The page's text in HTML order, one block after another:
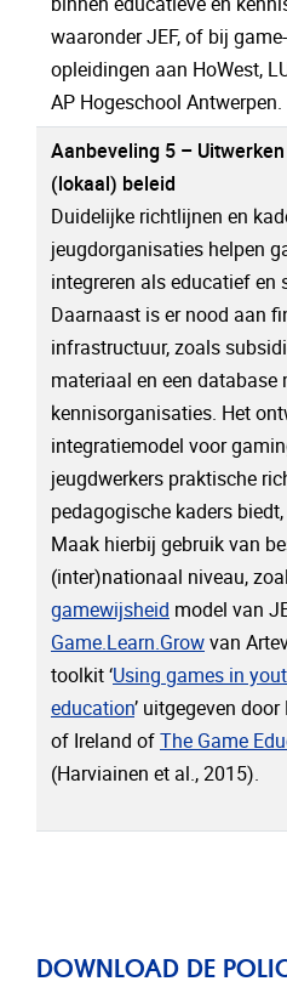
waaronder JEF, of bij
opleidingen aan HoWest,
AP Hogeschool Antwerpen.
Aanbeveling 5 –
(lokaal) beleid
Duidelijke richtlijnen en
jeugdorganisaties helpen
integreren als educatief en
Daarnaast is er nood aan
infrastructuur, zoals
materiaal en een database
kennisorganisaties. Het
integratiemodel voor
jeugdwerkers praktische
pedagogische kaders
Maak hierbij gebruik van
(inter)nationaal niveau,
gamewijsheid model van
Game.Learn.Grow van
toolkit ‘Using games in
education’ uitgegeven
of Ireland of The Game
(Harviainen et al., 2015).
DOWNLOAD DE